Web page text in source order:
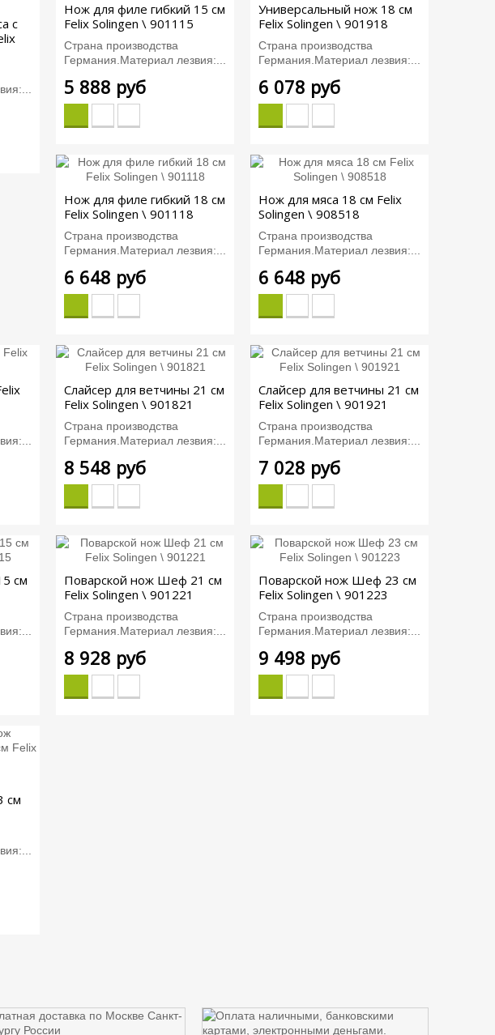
с
Нож для филе гибкий 15 см
Felix Solingen \ 901115
Страна производства
Германия.Материал лезвия:...
5 888 руб
Универсальный нож 18 см
Felix Solingen \ 901918
Страна производства
Германия.Материал лезвия:...
6 078 руб
Нож для филе гибкий 18 см
Felix Solingen \ 901118
Страна производства
Германия.Материал лезвия:...
6 648 руб
Нож для мяса 18 см Felix
Solingen \ 908518
Страна производства
Германия.Материал лезвия:...
6 648 руб
Слайсер для ветчины 21 см
Felix Solingen \ 901821
Страна производства
Германия.Материал лезвия:...
8 548 руб
Слайсер для ветчины 21 см
Felix Solingen \ 901921
Страна производства
Германия.Материал лезвия:...
7 028 руб
см
Поварской нож Шеф 21 см
Felix Solingen \ 901221
Страна производства
Германия.Материал лезвия:...
8 928 руб
Поварской нож Шеф 23 см
Felix Solingen \ 901223
Страна производства
Германия.Материал лезвия:...
9 498 руб
см